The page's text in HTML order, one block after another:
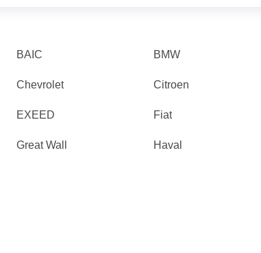
BAIC BMW
Chevrolet Citroen
EXEED Fiat
Great Wall Haval